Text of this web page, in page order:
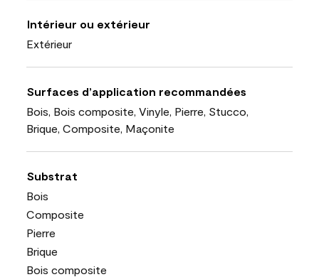
Intérieur ou extérieur
Extérieur
Surfaces d’application recommandées
Bois, Bois composite, Vinyle, Pierre, Stucco,
Brique, Composite, Maçonite
Substrat
Bois
Composite
Pierre
Brique
Bois composite